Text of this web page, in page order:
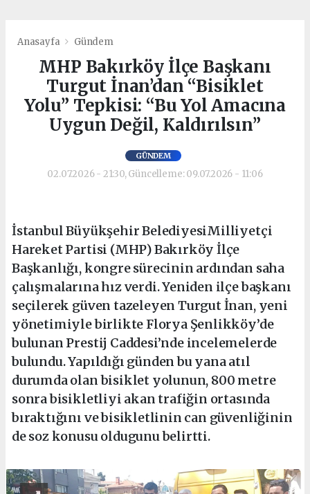
Anasayfa Gündem
MHP Bakırköy İlçe Başkanı
Turgut İnan’dan “Bisiklet
Yolu” Tepkisi: “Bu Yol Amacına
Uygun Değil, Kaldırılsın”
GÜNDEM
02.07.2026 - 21:30, Güncelleme: 09.07.2026 - 11:06
İstanbul Büyükşehir BelediyesiMilliyetçi
Hareket Partisi (MHP) Bakırköy İlçe
Başkanlığı, kongre sürecinin ardından saha
çalışmalarına hız verdi. Yeniden ilçe başkanı
seçilerek güven tazeleyen Turgut İnan, yeni
yönetimiyle birlikte Florya Şenlikköy’de
bulunan Prestij Caddesi’nde incelemelerde
bulundu. Yapıldığı günden bu yana atıl
durumda olan bisiklet yolunun, 800 metre
sonra bisikletliyi akan trafiğin ortasında
bıraktığını ve bisikletlinin can güvenliğinin
de soz konusu oldugunu belirtti.